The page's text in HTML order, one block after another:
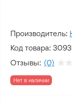
Производитель:
Код товара:
Отзывы: (0)
Нет в наличии